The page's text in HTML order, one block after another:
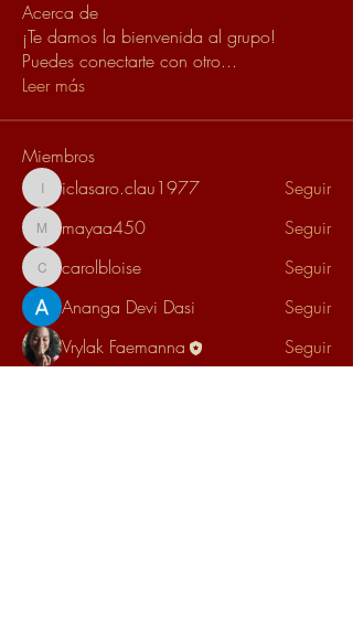
Acerca de
¡Te damos la bienvenida al grupo!
Puedes conectarte con otro...
Leer más
Miembros
iclasaro.clau1977
iclasaro.clau1977 Seguir
mayaa450
mayaa450 Seguir
carolbloise
carolbloise
Seguir
Ananga Devi Dasi
Seguir
Vrylak Faemanna
Seguir